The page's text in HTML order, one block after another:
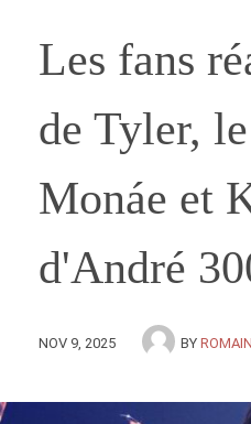
Les fans
de Tyler,
Monáe et
d'André
NOV 9, 2025 BY